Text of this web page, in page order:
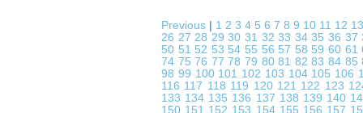
Previous 1 2 3 4 5 6 7 8 9 10 11 12
26 2728 293031 3233 343536 37
50 51 52 53 54 55 56 57 58 5960 61
74 7576 777879 8081 828384 85
98 99 100 101 102 103 104 105 106
116 117 118 119 120 121 122 123
133 134 135 136 137 138 139 140
150 151 152 153 154 155 156 157